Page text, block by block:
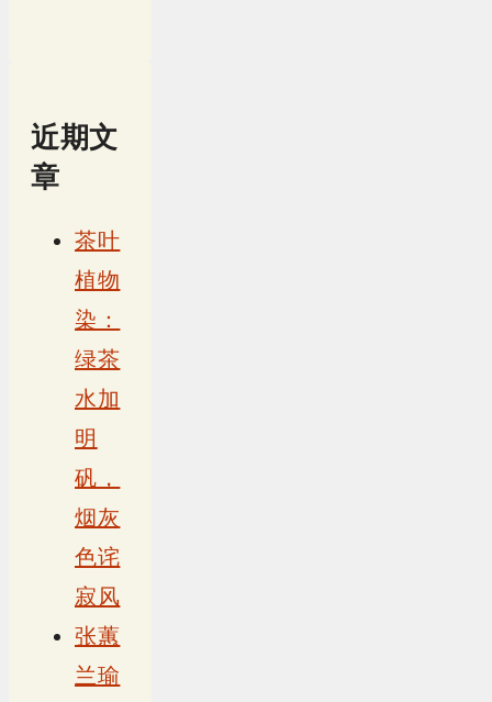
近期文
章
茶叶
植物
染：
绿茶
水加
明
矾，
烟灰
色诧
寂风
张蕙
兰瑜